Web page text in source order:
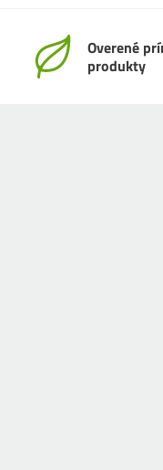
Overené
produkty